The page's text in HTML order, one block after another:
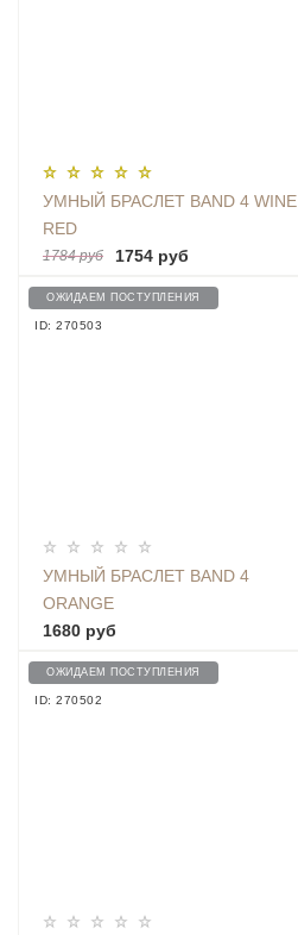
УМНЫЙ БРАСЛЕТ BAND 4 WINE
RED
1784 руб 1754 руб
ОЖИДАЕМ ПОСТУПЛЕНИЯ
ID: 270503
УМНЫЙ БРАСЛЕТ BAND 4
ORANGE
1680 руб
ОЖИДАЕМ ПОСТУПЛЕНИЯ
ID: 270502